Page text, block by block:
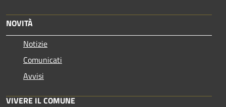
NOVITÀ
Notizie
Comunicati
Avvisi
VIVERE IL COMUNE